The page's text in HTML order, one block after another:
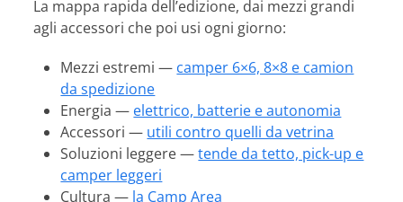
La mappa rapida dell’edizione, dai mezzi grandi
agli accessori che poi usi ogni giorno:
Mezzi estremi — camper 6×6, 8×8 e camion
da spedizione
Energia — elettrico, batterie e autonomia
Accessori — utili contro quelli da vetrina
Soluzioni leggere —tende da tetto, pick-up e
camper leggeri
Cultura — la Camp Area